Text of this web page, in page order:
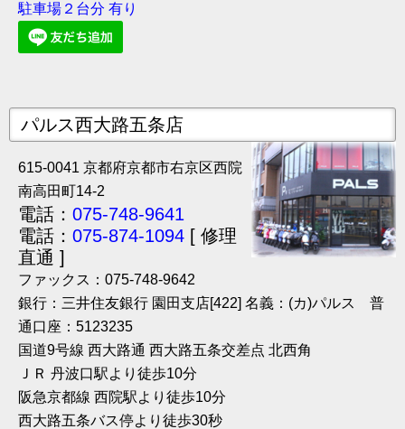
駐車場２台分 有り
パルス西大路五条店
615-0041 京都府京都市右京区西院
南高田町14-2
電話： 075-748-9641
電話： 075-874-1094 [ 修理
直通 ]
ファックス：075-748-9642
銀行：三井住友銀行 園田支店[422] 名義：(カ)パルス 普
通口座：5123235
国道9号線 西大路通 西大路五条交差点 北西角
ＪＲ 丹波口駅より徒歩10分
阪急京都線 西院駅より徒歩10分
西大路五条バス停より徒歩30秒